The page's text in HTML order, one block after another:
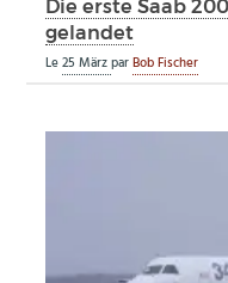
Die erste Saab
gelandet
Le25 MärzparBob Fischer